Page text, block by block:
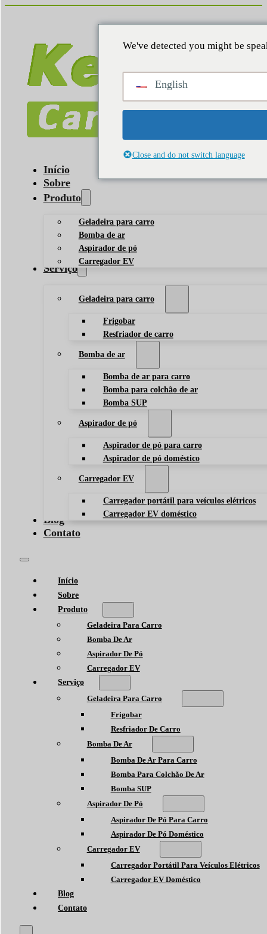
Início
Sobre
Produto
Geladeira para carro
Bomba de ar
Aspirador de pó
Carregador EV
Serviço
Geladeira para carro
Frigobar
Resfriador de carro
Bomba de ar
Bomba de ar para carro
Bomba para colchão de ar
Bomba SUP
Aspirador de pó
Aspirador de pó para carro
Aspirador de pó doméstico
Carregador EV
Carregador portátil para veículos elétricos
Carregador EV doméstico
Blog
Contato
Início
Sobre
Produto
Geladeira Para Carro
Bomba De Ar
Aspirador De Pó
Carregador EV
Serviço
Geladeira Para Carro
Frigobar
Resfriador De Carro
Bomba De Ar
Bomba De Ar Para Carro
Bomba Para Colchão De Ar
Bomba SUP
Aspirador De Pó
Aspirador De Pó Para Carro
Aspirador De Pó Doméstico
Carregador EV
Carregador Portátil Para Veículos Elétricos
Carregador EV Doméstico
Blog
Contato
We've detected you might be
English
Close and do not switch language